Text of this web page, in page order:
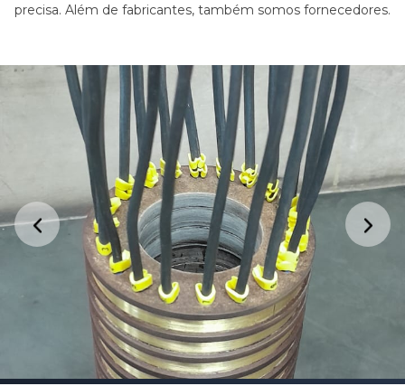
precisa. Além de fabricantes, também somos fornecedores.